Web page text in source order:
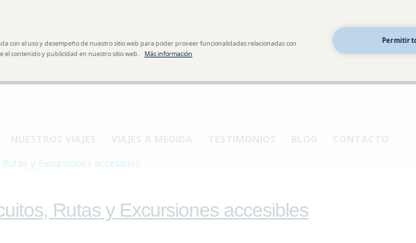
con el uso y desempeño de nuestro sitio web para poder proveer funcionalidades relacionadas con
el contenido y publicidad en nuestro sitio web.
Más información
Permitir
y Excursiones accesibles
Rutas y Excursiones accesibles